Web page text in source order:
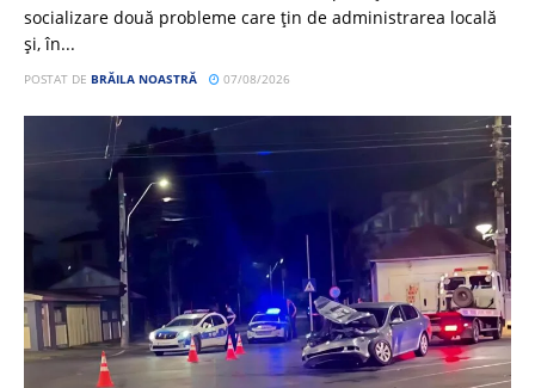
socializare două probleme care țin de administrarea locală
și, în...
POSTAT DE BRĂILA NOASTRĂ 07/08/2026